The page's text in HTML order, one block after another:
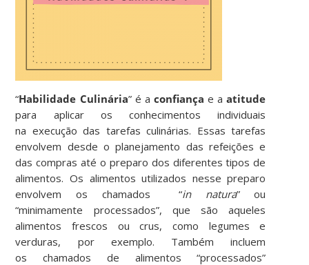
“Habilidade Culinária” é a confiança e aatitude
para aplicar os conhecimentos individuais
na execução das tarefas culinárias. Essas tarefas
envolvem desde o planejamento das refeições e
das compras até o preparo dos diferentes tipos de
alimentos. Os alimentos utilizados nesse preparo
envolvem os chamados “in natura” ou
“minimamente processados”, que são aqueles
alimentos frescos ou crus, como legumes e
verduras, por exemplo. Também incluem
os chamados de alimentos “processados”